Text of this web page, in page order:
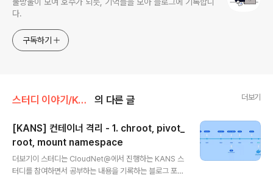
다.
구독하기
스터디 이야기/Kubernetes Advanced Networking Study 의 다른 글 더보기
[KANS] 컨테이너 격리 - 1. chroot, pivot_
root, mount namespace
더보기이 스터디는 CloudNet@에서 진행하는 KANS 스
터디를 참여하면서 공부하는 내용을 기록하는 블로그 포스